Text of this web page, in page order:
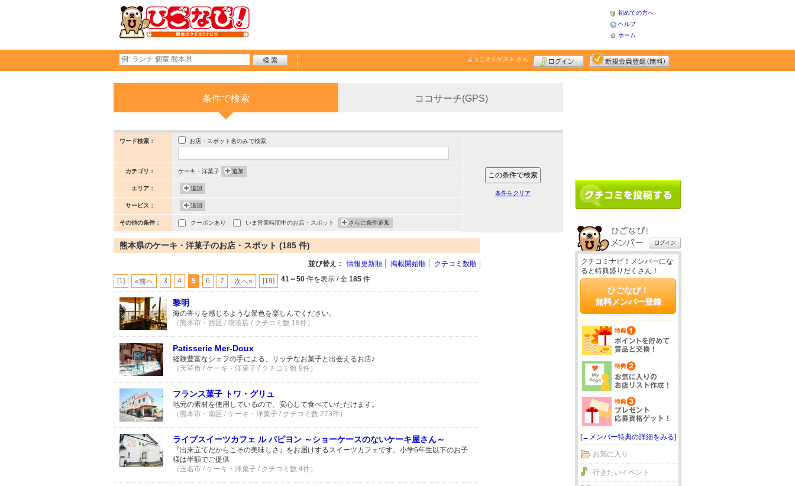
初めての方へ
ヘルプ
ホーム
ようこそ！ ゲスト さん
条件で検索 ココサーチ(GPS)
ワード検索： お店・スポット名のみで検索
カテゴリ： ケーキ・洋菓子 追加
エリア： 追加
サービス： 追加
その他の条件： クーポンあり いま営業時間中のお店・スポット さらに条件追加
条件をクリア
熊本県のケーキ・洋菓子のお店・スポット (185 件)
並び替え： 情報更新順 掲載開始順 クチコミ数順
[1] «前へ 3 4 5 6 7 次へ» [19] 41～50 件を表示 / 全 185 件
黎明
海の香りを感じるような景色を楽しんでください。
（熊本市・西区 / 喫茶店 / クチコミ数 18件）
Patisserie Mer-Doux
経験豊富なシェフの手による、リッチなお菓子と出会えるお店♪
（天草市 / ケーキ・洋菓子 / クチコミ数 9件）
フランス菓子 トワ・グリュ
地元の素材を使用しているので、安心して食べていただけます。
（熊本市・南区 / ケーキ・洋菓子 / クチコミ数 273件）
ライブスイーツカフェ ル パピヨン ～ショーケースのないケーキ屋さん～
『出来立てだからこその美味しさ』をお届けするスイーツカフェです。小学6年生以下のお子
様は半額でご提供
（玉名市 / ケーキ・洋菓子 / クチコミ数 4件）
クチコミナビ！メンバーにな
ると特典盛りだくさん！
ひごなび！
無料メンバー登録
[→メンバー特典の詳細をみる]
お気に入り
行きたいイベント